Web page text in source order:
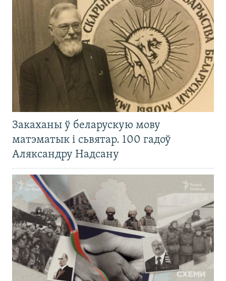
Закаханы ў беларускую мову
матэматык і сьвятар. 100 гадоў
Аляксандру Надсану